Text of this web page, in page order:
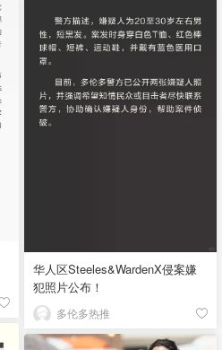
华人区Steeles&WardenX侵案嫌
犯照片公布！
多伦多热推